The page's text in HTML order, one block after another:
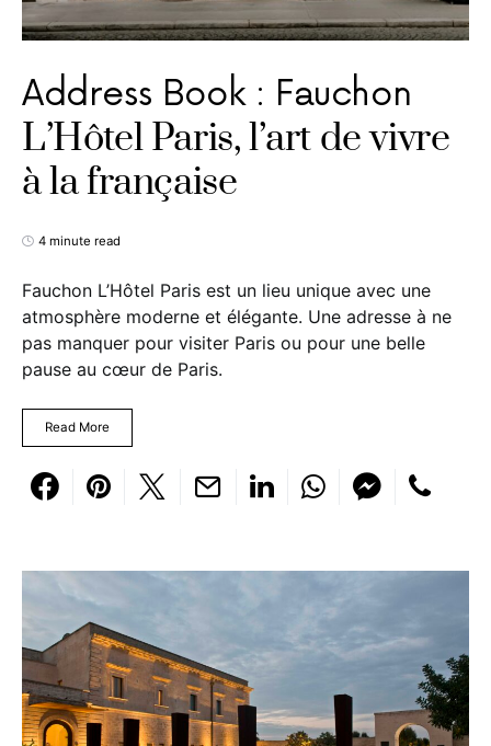
Address Book : Fauchon
L’Hôtel Paris, l’art de vivre
à la française
4 minute read
Fauchon L’Hôtel Paris est un lieu unique avec une
atmosphère moderne et élégante. Une adresse à ne
pas manquer pour visiter Paris ou pour une belle
pause au cœur de Paris.
Read More